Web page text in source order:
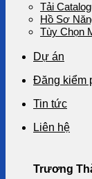
Tải
Hồ Sơ
Tùy Chọn
Dự án
Đăng kiểm
Tin tức
Liên hệ
Trương